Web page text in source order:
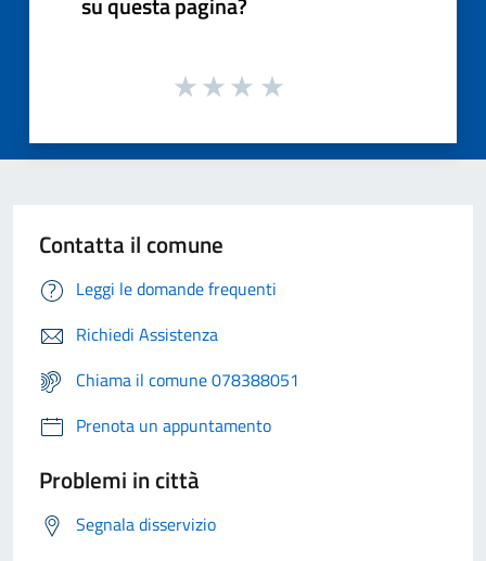
Contatta il comune
Leggi le domande frequenti
Richiedi Assistenza
Chiama il comune 078388051
Prenota un appuntamento
Problemi in città
Segnala disservizio